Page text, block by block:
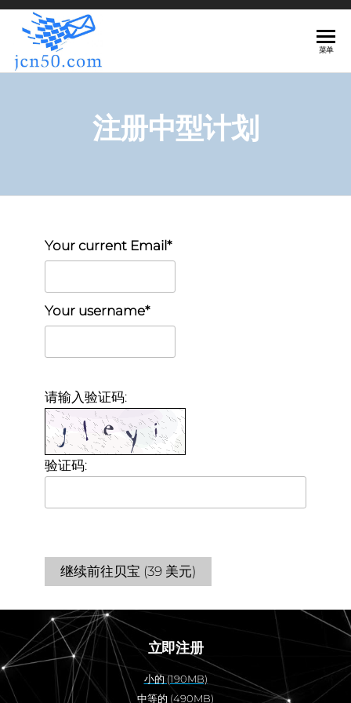
网
菜单
注册中型计划
Your current Email*
Your username*
请输入验证码:
验证码:
继续前往贝宝 (39 美元)
立即注册
小的 (190MB)
中等的 (490MB)